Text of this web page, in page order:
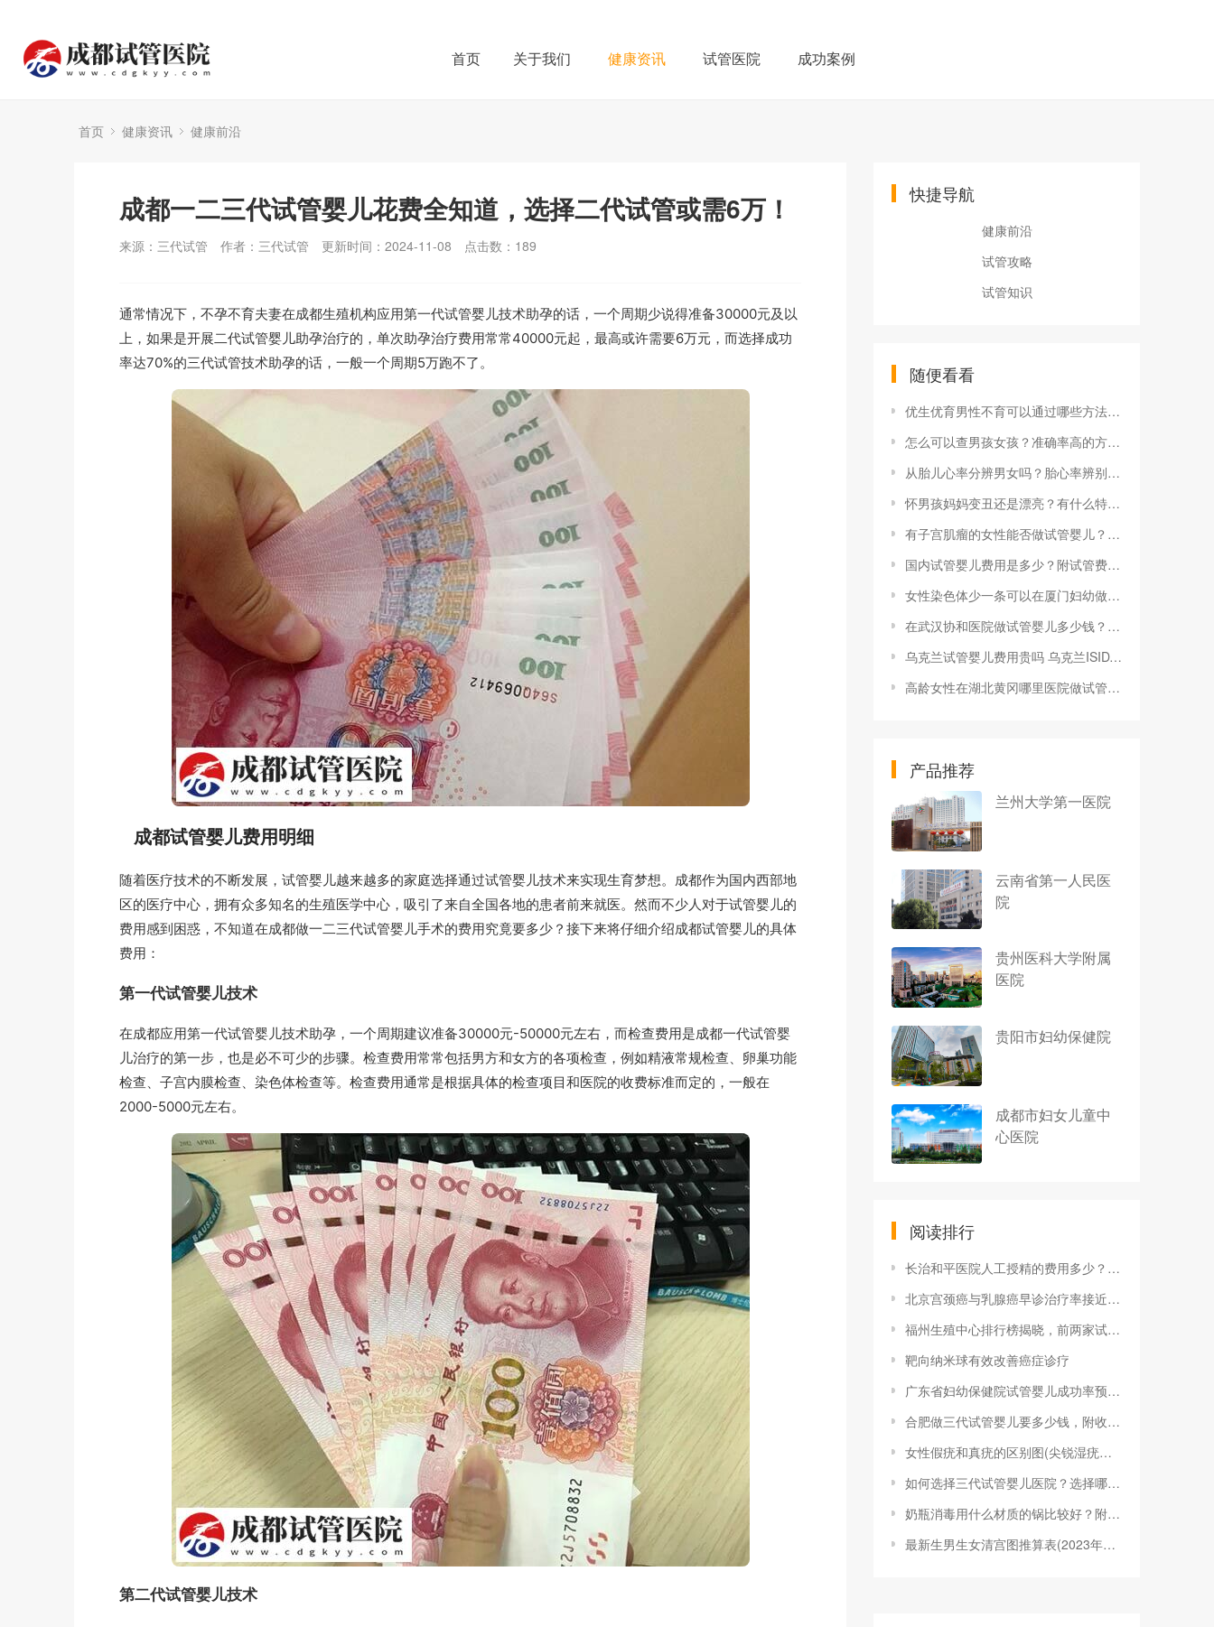
首页 关于我们 健康资讯 试管医院 成功案例
首页 健康资讯 健康前沿
成都一二三代试管婴儿花费全知道，选择二代试管或需6万！
来源：三代试管 作者：三代试管 更新时间：2024-11-08 点击数： 189
通常情况下，不孕不育夫妻在成都生殖机构应用第一代试管婴儿技术助孕的话，一个周期少说得准备30000元及以
上，如果是开展二代试管婴儿助孕治疗的，单次助孕治疗费用常常40000元起，最高或许需要6万元，而选择成功
率达70%的三代试管技术助孕的话，一般一个周期5万跑不了。
成都试管婴儿费用明细
随着医疗技术的不断发展，试管婴儿越来越多的家庭选择通过试管婴儿技术来实现生育梦想。成都作为国内西部地
区的医疗中心，拥有众多知名的生殖医学中心，吸引了来自全国各地的患者前来就医。然而不少人对于试管婴儿的
费用感到困惑，不知道在成都做一二三代试管婴儿手术的费用究竟要多少？接下来将仔细介绍成都试管婴儿的具体
费用：
第一代试管婴儿技术
在成都应用第一代试管婴儿技术助孕，一个周期建议准备30000元-50000元左右，而检查费用是成都一代试管婴
儿治疗的第一步，也是必不可少的步骤。检查费用常常包括男方和女方的各项检查，例如精液常规检查、卵巢功能
检查、子宫内膜检查、染色体检查等。检查费用通常是根据具体的检查项目和医院的收费标准而定的，一般在
2000-5000元左右。
第二代试管婴儿技术
快捷导航
健康前沿
试管攻略
试管知识
随便看看
优生优育男性不育可以通过哪些方法来调理？
怎么可以查男孩女孩？准确率高的方法有哪些？
从胎儿心率分辨男女吗？胎心率辨别男女准吗？
怀男孩妈妈变丑还是漂亮？有什么特征最准？
有子宫肌瘤的女性能否做试管婴儿？怀孕期间有子宫肌瘤应注意什么
国内试管婴儿费用是多少？附试管费用及流程一览！
女性染色体少一条可以在厦门妇幼做试管婴儿助孕吗？
在武汉协和医院做试管婴儿多少钱？武汉同济做试管要多久？
乌克兰试管婴儿费用贵吗 乌克兰ISIDA医院试管技术怎么样
高龄女性在湖北黄冈哪里医院做试管婴儿？大家
产品推荐
兰州大学第一医院
云南省第一人民医
院
贵州医科大学附属
医院
贵阳市妇幼保健院
成都市妇女儿童中
心医院
阅读排行
长治和平医院人工授精的费用多少？一次成功
北京宫颈癌与乳腺癌早诊治疗率接近100%
福州生殖中心排行榜揭晓，前两家试管婴儿成
靶向纳米球有效改善癌症诊疗
广东省妇幼保健院试管婴儿成功率预估，做到
合肥做三代试管婴儿要多少钱，附收费明细参
女性假疣和真疣的区别图(尖锐湿疣？别慌，
如何选择三代试管婴儿医院？选择哪家医院的
奶瓶消毒用什么材质的锅比较好？附2023
最新生男生女清宫图推算表(2023年最新